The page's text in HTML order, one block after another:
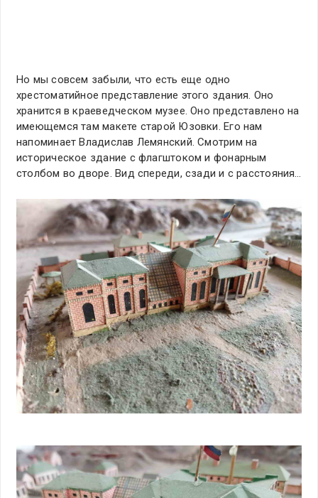
Но мы совсем забыли, что есть еще одно
хрестоматийное представление этого здания. Оно
хранится в краеведческом музее. Оно представлено на
имеющемся там макете старой Юзовки. Его нам
напоминает Владислав Лемянский. Смотрим на
историческое здание с флагштоком и фонарным
столбом во дворе. Вид спереди, сзади и с расстояния…